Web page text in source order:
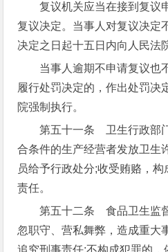
复议机关应当在接到复议
复议决定。当事人对复议决定
决定之日起十五日内向人民法
当事人逾期不申请复议也
履行处罚决定的，作出处罚决
院强制执行。
第五十一条 卫生行政部
合条件的生产经营者发放卫生
员给予行政处分;收受贿赂，
责任。
第五十二条 食品卫生监
忽职守、营私舞弊，造成重大
追究刑事责任;不构成犯罪的，